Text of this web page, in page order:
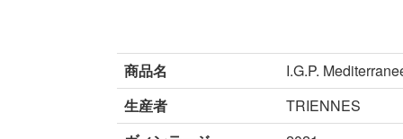
商品名
I.G.P.
生産者
TRIENNES